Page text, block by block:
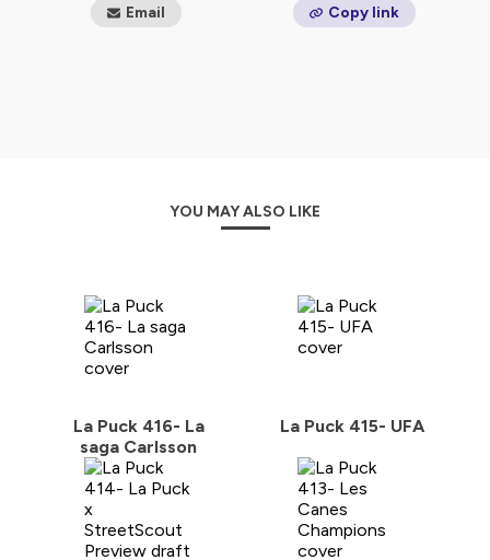
Email Copy link
YOU MAY ALSO LIKE
La Puck 416- La
saga Carlsson
La Puck 415- UFA